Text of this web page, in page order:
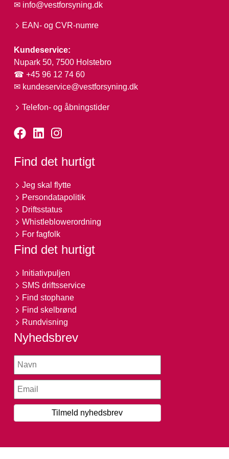
✉ info@vestforsyning.dk
EAN- og CVR-numre
Kundeservice:
Nupark 50, 7500 Holstebro
☎ +45 96 12 74 60
✉ kundeservice@vestforsyning.dk
Telefon- og åbningstider
Find det hurtigt
Jeg skal flytte
Persondatapolitik
Driftsstatus
Whistleblowerordning
For fagfolk
Find det hurtigt
Initiativpuljen
SMS driftsservice
Find stophane
Find skelbrønd
Rundvisning
Nyhedsbrev